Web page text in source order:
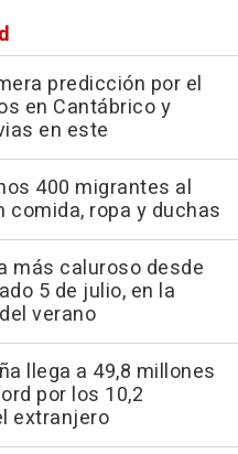
predicción por el
en Cantábrico y
en este
400 migrantes al
comida, ropa y duchas
más caluroso desde
5 de julio, en la
verano
llega a 49,8 millones
por los 10,2
extranjero